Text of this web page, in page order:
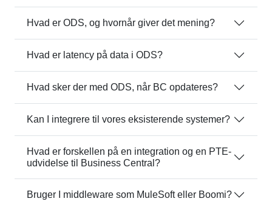
Hvad er ODS, og hvornår giver det mening?
Hvad er latency på data i ODS?
Hvad sker der med ODS, når BC opdateres?
Kan I integrere til vores eksisterende systemer?
Hvad er forskellen på en integration og en PTE-
udvidelse til Business Central?
Bruger I middleware som MuleSoft eller Boomi?